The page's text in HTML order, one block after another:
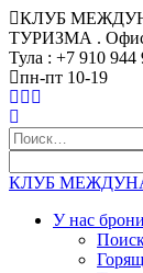
КЛУБ
ТУРИЗМА . Офис
Тула : +7 910 944
пн-пт 10-19
Найти:
КЛУБ
У нас